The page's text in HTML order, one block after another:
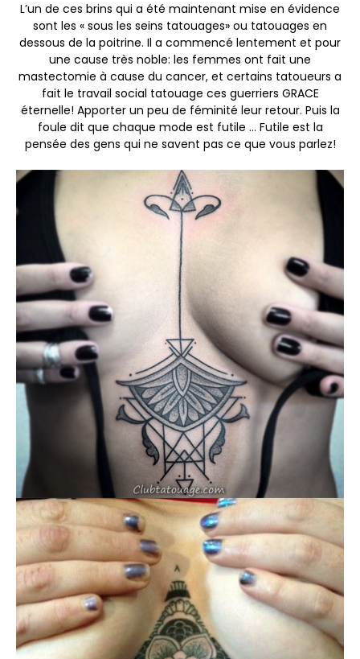
L’un de ces brins qui a été maintenant mise en évidence
sont les « sous les seins tatouages» ou tatouages en
dessous de la poitrine. Il a commencé lentement et pour
une cause très noble: les femmes ont fait une
mastectomie à cause du cancer, et certains tatoueurs a
fait le travail social tatouage ces guerriers GRACE
éternelle! Apporter un peu de féminité leur retour. Puis la
foule dit que chaque mode est futile … Futile est la
pensée des gens qui ne savent pas ce que vous parlez!